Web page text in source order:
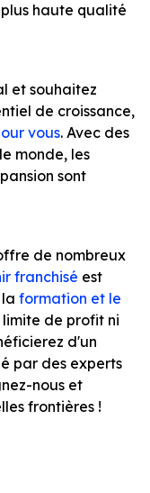
haute qualité
et souhaitez
de croissance,
vous. Avec des
monde, les
sont
de nombreux
franchisé est
formation et le
de profit ni
d'un
par des experts
nous et
frontières !